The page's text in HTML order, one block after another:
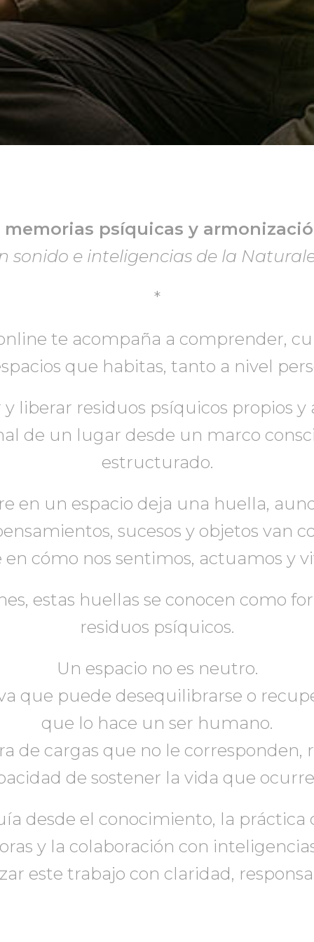
psíquicas y
sonido e inteligencias de la
*
te acompaña a comprender,
que habitas, tanto a nivel
liberar residuos psíquicos propios y
de un lugar desde un marco
estructurado.
en un espacio deja una huella,
sucesos y objetos van
cómo nos sentimos, actuamos y
estas huellas se conocen como
residuos psíquicos.
Un espacio no es neutro.
que puede desequilibrarse o
que lo hace un ser humano.
de cargas que no le corresponden,
de sostener la vida que
desde el conocimiento, la práctica
y la colaboración con
este trabajo con claridad,